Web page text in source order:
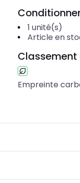
1 unité(s)
Article en
Empreinte